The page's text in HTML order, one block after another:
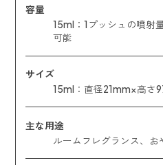
容量
15ml：1プッシュの噴
可能
サイズ
15ml：直径21mm×高さ
主な用途
ルームフレグランス、お